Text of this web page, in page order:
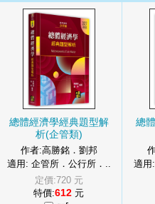
總體經濟學經典題型解
析(企管類)
作者:高勝銘．劉邦
適用: 企管所．公行所．..
定價:720 元
特價:612 元
總
適用